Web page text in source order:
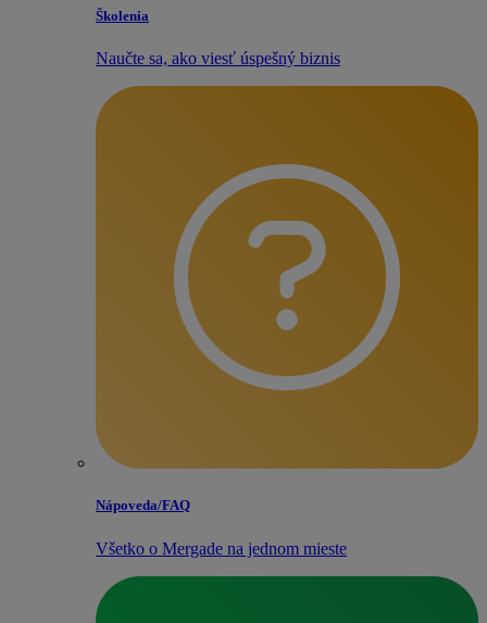
Školenia
Naučte sa, ako viesť úspešný biznis
Nápoveda/​FAQ
Všetko o Mergade na jednom mieste